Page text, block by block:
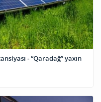
- “Qaradağ” yaxın